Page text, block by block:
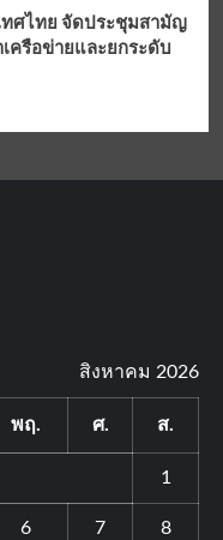
ทศไทย จัดประชุมสามัญ
ครือข่ายและยกระดับ
สิงหาคม 2026
พฤ. ศ. ส.
1
6 7 8